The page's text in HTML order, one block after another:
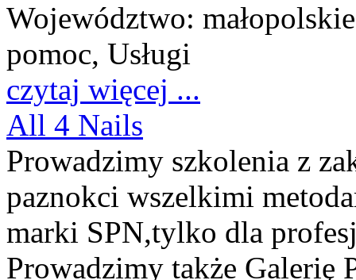
Województwo: małopolskie
pomoc, Usługi
czytaj więcej ...
All 4 Nails
Prowadzimy szkolenia z
paznokci wszelkimi
marki SPN,tylko dla
Prowadzimy także Galerię